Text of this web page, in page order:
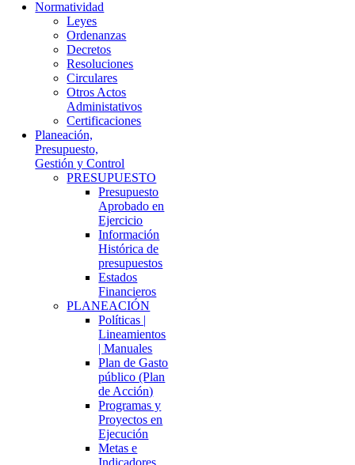
Normatividad
Leyes
Ordenanzas
Decretos
Resoluciones
Circulares
Otros Actos
Administativos
Certificaciones
Planeación,
Presupuesto,
Gestión y Control
PRESUPUESTO
Presupuesto
Aprobado en
Ejercicio
Información
Histórica de
presupuestos
Estados
Financieros
PLANEACIÓN
Políticas |
Lineamientos
| Manuales
Plan de Gasto
público (Plan
de Acción)
Programas y
Proyectos en
Ejecución
Metas e
Indicadores